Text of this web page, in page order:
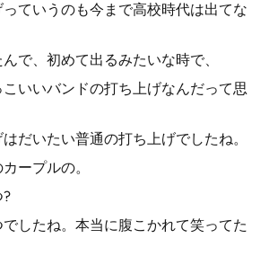
ていうのも今まで高校時代は出てな
で、初めて出るみたいな時で、
いいバンドの打ち上げなんだって思
だいたい普通の打ち上げでしたね。
ープルの。
?
したね。本当に腹こかれて笑ってた